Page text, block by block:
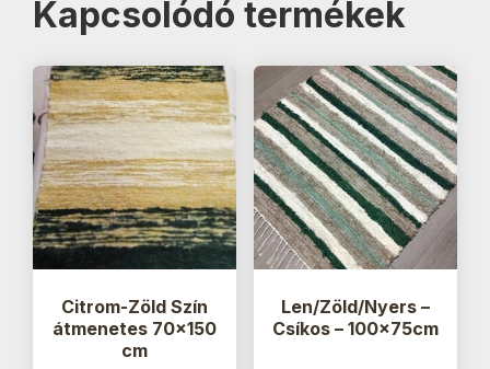
Kapcsolódó termékek
Citrom-Zöld Szín
átmenetes 70×150
cm
Len/Zöld/Nyers –
Csíkos – 100x75cm